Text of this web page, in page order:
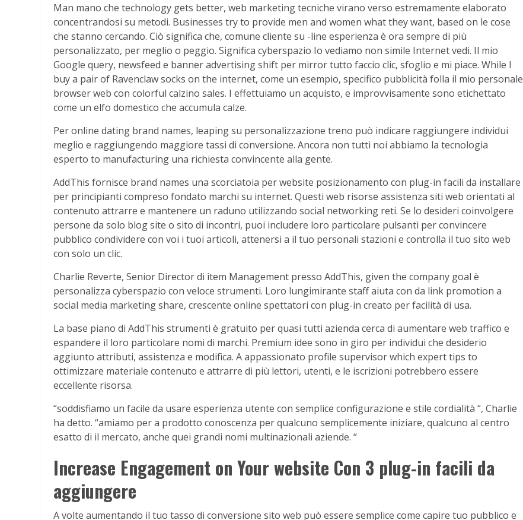
Man mano che technology gets better, web marketing tecniche virano verso estremamente elaborato
concentrandosi su metodi. Businesses try to provide men and women what they want, based on le cose
che stanno cercando. Ciò significa che, comune cliente su -line esperienza è ora sempre di più
personalizzato, per meglio o peggio. Significa cyberspazio Io vediamo non simile Internet vedi. Il mio
Google query, newsfeed e banner advertising shift per mirror tutto faccio clic, sfoglio e mi piace. While I
buy a pair of Ravenclaw socks on the internet, come un esempio, specifico pubblicità folla il mio personale
browser web con colorful calzino sales. I effettuiamo un acquisto, e improvvisamente sono etichettato
come un elfo domestico che accumula calze.
Per online dating brand names, leaping su personalizzazione treno può indicare raggiungere individui
meglio e raggiungendo maggiore tassi di conversione. Ancora non tutti noi abbiamo la tecnologia
esperto to manufacturing una richiesta convincente alla gente.
AddThis fornisce brand names una scorciatoia per website posizionamento con plug-in facili da installare
per principianti compreso fondato marchi su internet. Questi web risorse assistenza siti web orientati al
contenuto attrarre e mantenere un raduno utilizzando social networking reti. Se lo desideri coinvolgere
persone da solo blog site o sito di incontri, puoi includere loro particolare pulsanti per convincere
pubblico condividere con voi i tuoi articoli, attenersi a il tuo personali stazioni e controlla il tuo sito web
con solo un clic.
Charlie Reverte, Senior Director di item Management presso AddThis, given the company goal è
personalizza cyberspazio con veloce strumenti. Loro lungimirante staff aiuta con da link promotion a
social media marketing share, crescente online spettatori con plug-in creato per facilità di usa.
La base piano di AddThis strumenti è gratuito per quasi tutti azienda cerca di aumentare web traffico e
espandere il loro particolare nomi di marchi. Premium idee sono in giro per individui che desiderio
aggiunto attributi, assistenza e modifica. A appassionato profile supervisor which expert tips to
ottimizzare materiale contenuto e attrarre di più lettori, utenti, e le iscrizioni potrebbero essere
eccellente risorsa.
“soddisfiamo un facile da usare esperienza utente con semplice configurazione e stile cordialità “, Charlie
ha detto. “amiamo per a prodotto conoscenza per qualcuno semplicemente iniziare, qualcuno al centro
esatto di il mercato, anche quei grandi nomi multinazionali aziende. “
Increase Engagement on Your website Con 3 plug-in facili da
aggiungere
A volte aumentando il tuo tasso di conversione sito web può essere semplice come capire tuo pubblico e